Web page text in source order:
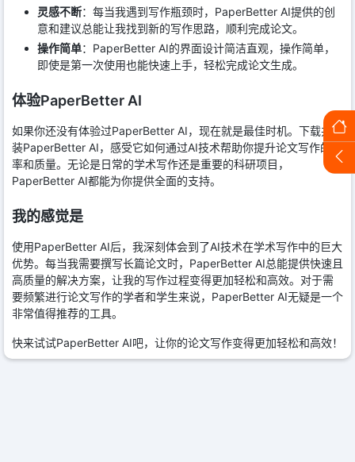
灵感不断：每当我遇到写作瓶颈时，PaperBetter AI提供的创
意和建议总能让我找到新的写作思路，顺利完成论文。
操作简单：PaperBetter AI的界面设计简洁直观，操作简单，
即使是第一次使用也能快速上手，轻松完成论文生成。
体验PaperBetter AI
如果你还没有体验过PaperBetter AI，现在就是最佳时机。下载并安
装PaperBetter AI，感受它如何通过AI技术帮助你提升论文写作的效
率和质量。无论是日常的学术写作还是重要的科研项目，
PaperBetter AI都能为你提供全面的支持。
我的感觉是
使用PaperBetter AI后，我深刻体会到了AI技术在学术写作中的巨大
优势。每当我需要撰写长篇论文时，PaperBetter AI总能提供快速且
高质量的解决方案，让我的写作过程变得更加轻松和高效。对于需
要频繁进行论文写作的学者和学生来说，PaperBetter AI无疑是一个
非常值得推荐的工具。
快来试试PaperBetter AI吧，让你的论文写作变得更加轻松和高效！